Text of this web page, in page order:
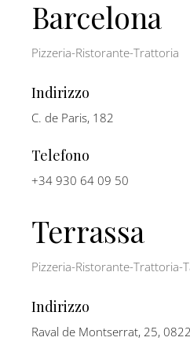
Barcelona
Pizzeria-Ristorante-Trattoria
Indirizzo
C. de Paris, 182
Telefono
+34 930 64 09 50
Terrassa
Pizzeria-Ristorante-Trattoria-
Indirizzo
Raval de Montserrat, 25,